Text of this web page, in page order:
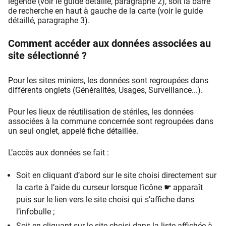
de recherche en haut à gauche de la carte (voir le guide
détaillé, paragraphe 3).
Comment accéder aux données associées au
site sélectionné ?
Pour les sites miniers, les données sont regroupées dans
différents onglets (Généralités, Usages, Surveillance...).
Pour les lieux de réutilisation de stériles, les données
associées à la commune concernée sont regroupées dans
un seul onglet, appelé fiche détaillée.
L’accès aux données se fait :
Soit en cliquant d’abord sur le site choisi directement sur
la carte à l’aide du curseur lorsque l’icône ☛ apparaît
puis sur le lien vers le site choisi qui s’affiche dans
l’infobulle ;